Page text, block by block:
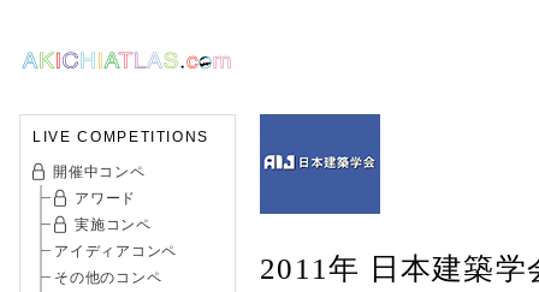
LIVE COMPETITIONS
開催中コンペ
アワード
実施コンペ
アイディアコンペ
その他のコンペ
2011年 日本建築学